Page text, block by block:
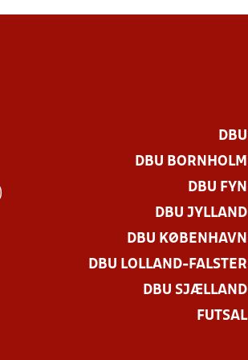
DBU
DBU BORNHOLM
DBU FYN
DBU JYLLAND
DBU KØBENHAVN
DBU LOLLAND-FALSTER
DBU SJÆLLAND
FUTSAL